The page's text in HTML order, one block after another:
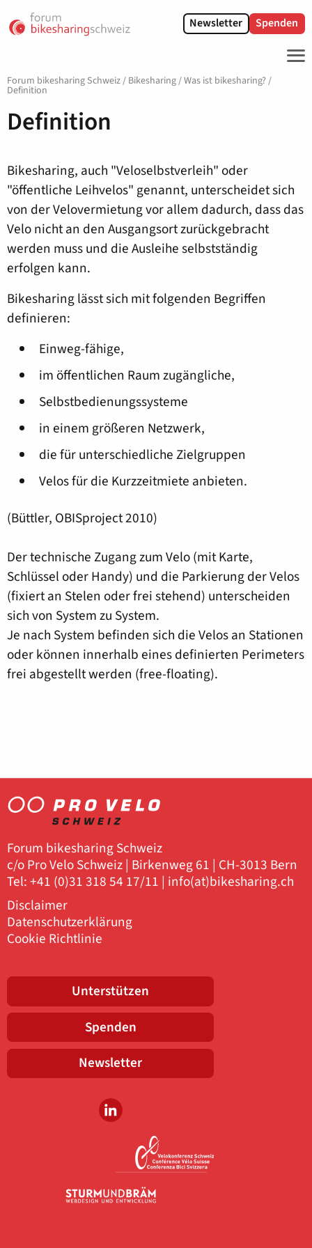
Newsletter Spenden
Forum bikesharing Schweiz/ Bikesharing/Was ist bikesharing?/
Definition
Definition
Bikesharing, auch "Veloselbstverleih" oder
"öffentliche Leihvelos" genannt, unterscheidet sich
von der Velovermietung vor allem dadurch, dass das
Velo nicht an den Ausgangsort zurückgebracht
werden muss und die Ausleihe selbstständig
erfolgen kann.
Bikesharing lässt sich mit folgenden Begriffen
definieren:
Einweg-fähige,
im öffentlichen Raum zugängliche,
Selbstbedienungssysteme
in einem größeren Netzwerk,
die für unterschiedliche Zielgruppen
Velos für die Kurzzeitmiete anbieten.
(Büttler, OBISproject 2010)
Der technische Zugang zum Velo (mit Karte,
Schlüssel oder Handy) und die Parkierung der Velos
(fixiert an Stelen oder frei stehend) unterscheiden
sich von System zu System.
Je nach System befinden sich die Velos an Stationen
oder können innerhalb eines definierten Perimeters
frei abgestellt werden (free-floating).
Forum bikesharing Schweiz
c/o Pro Velo Schweiz | Birkenweg 61 | CH-3013 Bern
Tel: +41 (0)31 318 54 17/11 | info(at)bikesharing.ch
Disclaimer
Datenschutzerklärung
Cookie Richtlinie
Unterstützen
Spenden
Newsletter